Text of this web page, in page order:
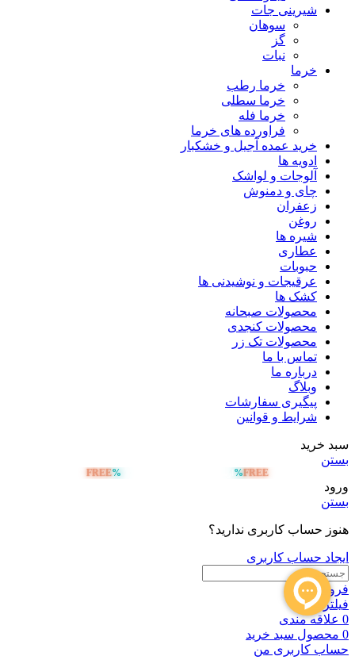
شیرینی جات
سوهان
گز
نبات
خرما
خرما رطب
خرما سطلی
خرما فله
فراورده های خرما
خرید عمده آجیل و خشکبار
ادویه ها
آلوجات و لواشک
چای و دمنوش
زعفران
روغن
شیره ها
عطاری
حبوبات
عرقیجات و نوشیدنی ها
کشک ها
محصولات صبحانه
محصولات کنجدی
محصولات تک زر
تماس با ما
درباره ما
وبلاگ
پیگیری سفارشات
شرایط و قوانین
سبد خرید
بستن
FREE
%
%
FREE
ورود
بستن
هنوز حساب کاربری ندارید؟
ایجاد حساب کاربری
فروشگاه
فیلترها
0 علاقه مندی
0 محصول سبد خرید
حساب کاربری من